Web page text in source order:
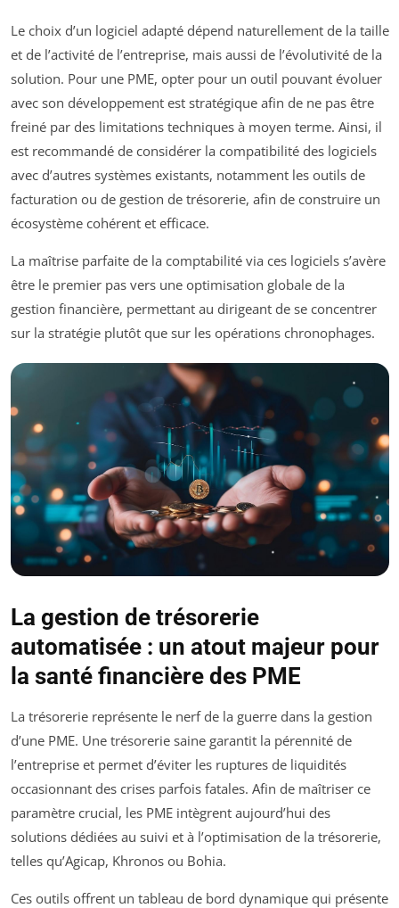
Le choix d’un logiciel adapté dépend naturellement de la taille
et de l’activité de l’entreprise, mais aussi de l’évolutivité de la
solution. Pour une PME, opter pour un outil pouvant évoluer
avec son développement est stratégique afin de ne pas être
freiné par des limitations techniques à moyen terme. Ainsi, il
est recommandé de considérer la compatibilité des logiciels
avec d’autres systèmes existants, notamment les outils de
facturation ou de gestion de trésorerie, afin de construire un
écosystème cohérent et efficace.
La maîtrise parfaite de la comptabilité via ces logiciels s’avère
être le premier pas vers une optimisation globale de la
gestion financière, permettant au dirigeant de se concentrer
sur la stratégie plutôt que sur les opérations chronophages.
La gestion de trésorerie
automatisée : un atout majeur pour
la santé financière des PME
La trésorerie représente le nerf de la guerre dans la gestion
d’une PME. Une trésorerie saine garantit la pérennité de
l’entreprise et permet d’éviter les ruptures de liquidités
occasionnant des crises parfois fatales. Afin de maîtriser ce
paramètre crucial, les PME intègrent aujourd’hui des
solutions dédiées au suivi et à l’optimisation de la trésorerie,
telles qu’Agicap, Khronos ou Bohia.
Ces outils offrent un tableau de bord dynamique qui présente